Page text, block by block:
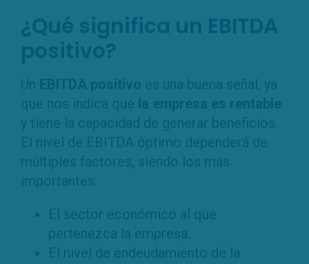
¿Qué significa un EBITDA
positivo?
Un EBITDA positivo es una buena señal, ya
que nos indica que la empresa es rentable
y tiene la capacidad de generar beneficios.
El nivel de EBITDA óptimo dependerá de
múltiples factores, siendo los más
importantes:
El sector económico al que
pertenezca la empresa.
El nivel de endeudamiento de la